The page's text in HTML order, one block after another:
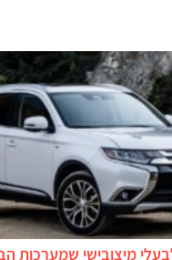
מיצובישי שמערכות